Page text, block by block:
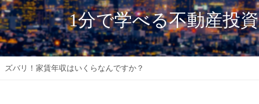
1分で学べる不動産投資
ズバリ！家賃年収はいくらなんですか？